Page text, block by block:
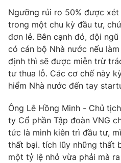
Ngưỡng rủi ro 50% được
trong một chu kỳ đầu tư,
đơn lẻ. Bên cạnh đó, đội
có cán bộ Nhà nước nếu
định thì sẽ được miễn trừ
tư thua lỗ. Các cơ chế này
hiểm Nhà nước đến tay
Ông Lê Hồng Minh - Chủ
ty Cổ phần Tập đoàn VNG
tức là mình kiên trì đầu tư,
thất bại. tích lũy những thất
một tỷ lệ nhỏ vừa phải mà